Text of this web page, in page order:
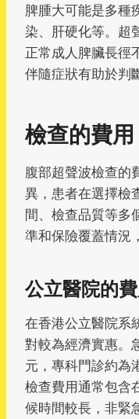
脾腫大可能是多種
染、肝硬化等。超
正常成人脾臟長徑
伴隨症狀有助於判
檢查的費用
腹部超聲波檢查的
異，患者在選擇檢
間、檢查品質等多
準和保險覆蓋情況
公立醫院的
在香港公立醫院系
對較為經濟實惠。
元，專科門診約為
檢查費用通常包含
候時間較長，非緊